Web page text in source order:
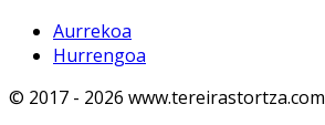
Aurrekoa
Hurrengoa
© 2017 - 2026 www.tereirastortza.com